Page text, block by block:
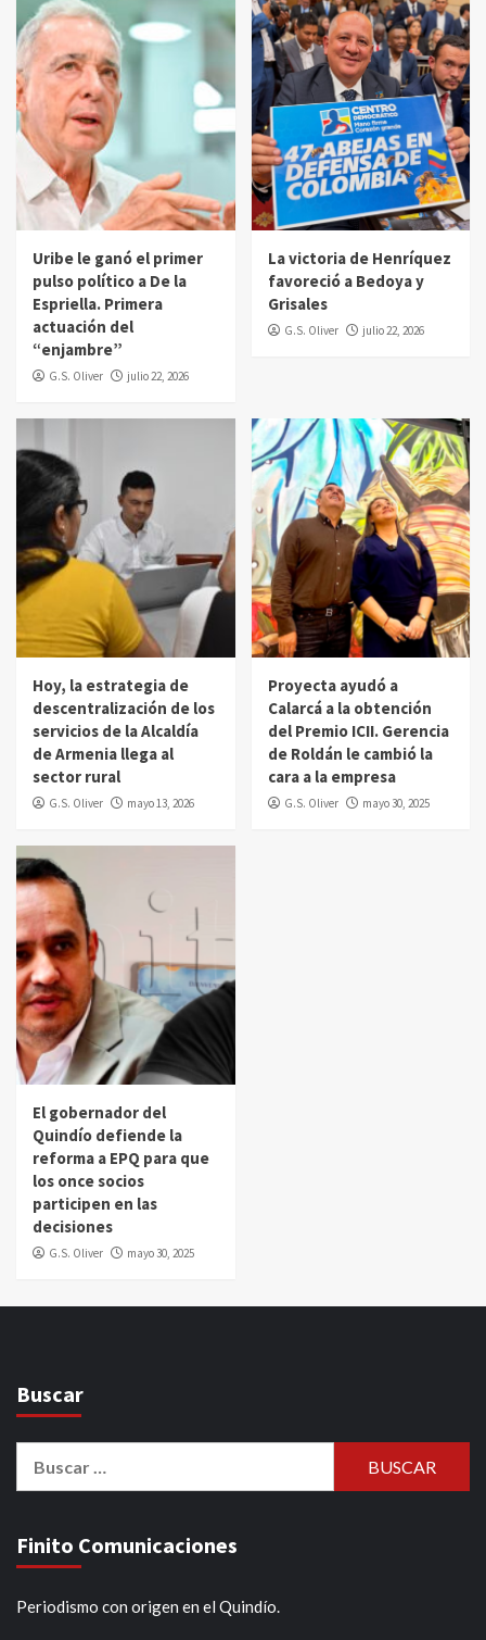
Uribe le ganó el primer
pulso político a De la
Espriella. Primera
actuación del
“enjambre”
G.S. Oliver julio 22, 2026
La victoria de Henríquez
favoreció a Bedoya y
Grisales
G.S. Oliver julio 22, 2026
Hoy, la estrategia de
descentralización de los
servicios de la Alcaldía
de Armenia llega al
sector rural
G.S. Oliver mayo 13, 2026
Proyecta ayudó a
Calarcá a la obtención
del Premio ICII. Gerencia
de Roldán le cambió la
cara a la empresa
G.S. Oliver mayo 30, 2025
El gobernador del
Quindío defiende la
reforma a EPQ para que
los once socios
participen en las
decisiones
G.S. Oliver mayo 30, 2025
Buscar
Finito Comunicaciones
Periodismo con origen en el Quindío.